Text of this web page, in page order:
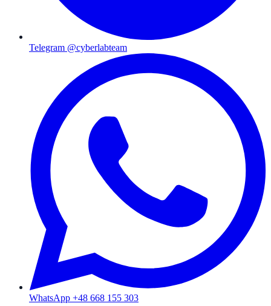
Telegram @cyberlabteam
WhatsApp +48 668 155 303